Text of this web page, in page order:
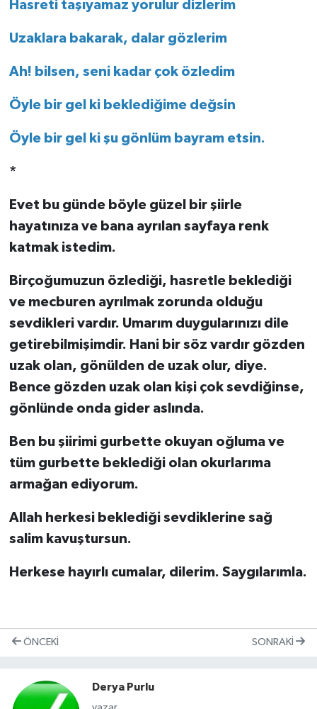
Hasreti taşıyamaz yorulur dizlerim
Uzaklara bakarak, dalar gözlerim
Ah! bilsen, seni kadar çok özledim
Öyle bir gel ki beklediğime değsin
Öyle bir gel ki şu gönlüm bayram etsin.
*
Evet bu günde böyle güzel bir şiirle
hayatınıza ve bana ayrılan sayfaya renk
katmak istedim.
Birçoğumuzun özlediği, hasretle beklediği
ve mecburen ayrılmak zorunda olduğu
sevdikleri vardır. Umarım duygularınızı dile
getirebilmişimdir. Hani bir söz vardır gözden
uzak olan, gönülden de uzak olur, diye.
Bence gözden uzak olan kişi çok sevdiğinse,
gönlünde onda gider aslında.
Ben bu şiirimi gurbette okuyan oğluma ve
tüm gurbette beklediği olan okurlarıma
armağan ediyorum.
Allah herkesi beklediği sevdiklerine sağ
salim kavuştursun.
Herkese hayırlı cumalar, dilerim. Saygılarımla.
ÖNCEKI SONRAKI
Derya Purlu